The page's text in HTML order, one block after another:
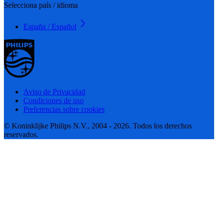
Selecciona país / idioma
España / Español
Aviso de Privacidad
Condiciones de uso
Preferencias sobre cookies
© Koninklijke Philips N.V., 2004 - 2026. Todos los derechos
reservados.